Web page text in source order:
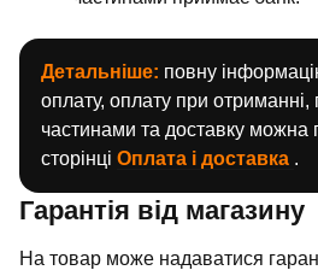
Детальніше: повну
оплату, оплату при отриманні,
частинами та доставку можна
сторінці Оплата і доставка .
Гарантія від магазину
На товар може надаватися